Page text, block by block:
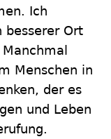
Ich
besserer Ort
Menschen in
der es
und Leben